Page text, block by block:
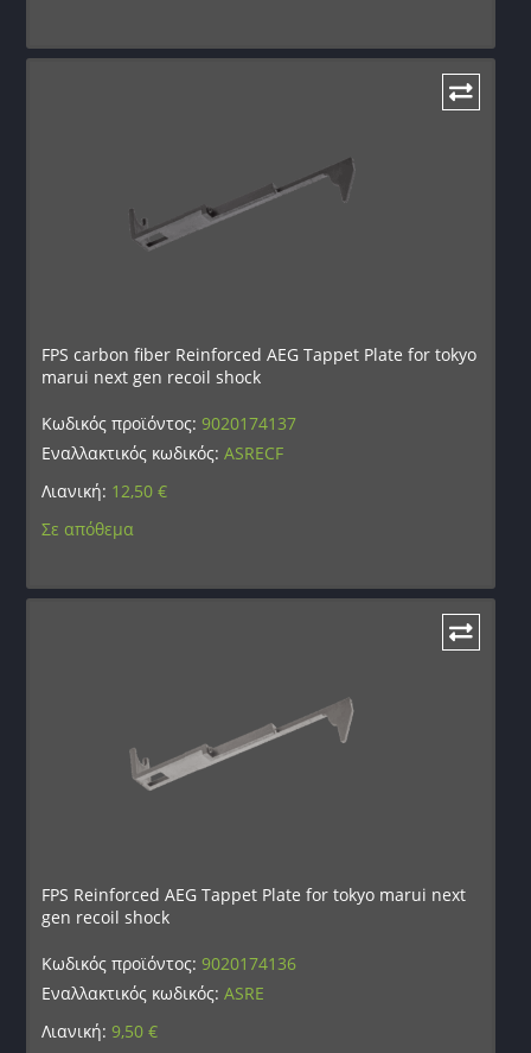
FPS carbon fiber Reinforced AEG Tappet Plate for tokyo
marui next gen recoil shock
Κωδικός προϊόντος:9020174137
Εναλλακτικός κωδικός:ASRECF
Λιανική: 12,50€
Σε απόθεμα
FPS Reinforced AEG Tappet Plate for tokyo marui next
gen recoil shock
Κωδικός προϊόντος:9020174136
Εναλλακτικός κωδικός:ASRE
Λιανική:9,50€